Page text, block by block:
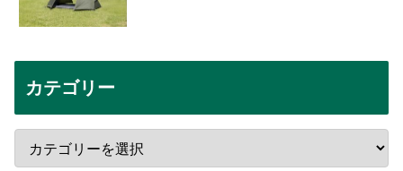
カテゴリー